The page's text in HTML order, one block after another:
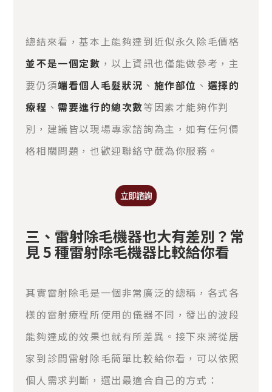
總結來看，基本上能夠達到近似永久除毛價格
並不是一個定數 ，以上資訊也僅能做參考，主
要仍須端看個人毛髮狀況 、 施作部位 、 選擇的
療程 、 需要進行的總次數等因素才能夠作判
別，建議皆以現場專家諮詢為主，如有任何價
格相關問題，也歡迎聯絡守葳為你服務。
立即諮詢
三、雷射除毛機器也大有差別？常
見 5 種雷射除毛機器比較給你看
其實雷射除毛是一個非常廣泛的總稱，各式各
樣的雷射療程所使用的儀器不同，發出的波段
能夠達成的效果也就有所差異。接下來將從居
家到診間雷射除毛簡單比較給你看，可以依照
個人需求判斷，選出最適合自己的方式：